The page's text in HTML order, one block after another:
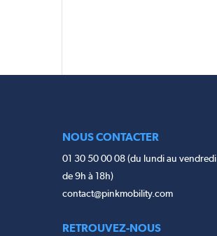
NOUS CONTACTER
01 30 50 00 08 (du lundi au vendredi
de 9h à 18h)
contact@pinkmobility.com
RETROUVEZ-NOUS